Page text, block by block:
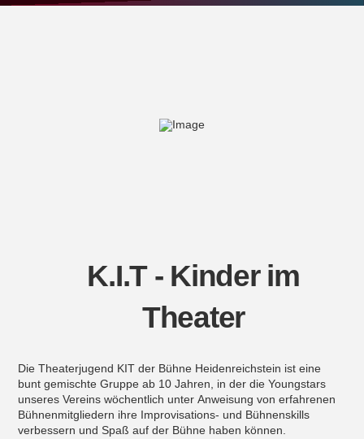
K.I.T - Kinder im
Theater
Die Theaterjugend KIT der Bühne Heidenreichstein ist eine
bunt gemischte Gruppe ab 10 Jahren, in der die Youngstars
unseres Vereins wöchentlich unter Anweisung von erfahrenen
Bühnenmitgliedern ihre Improvisations- und Bühnenskills
verbessern und Spaß auf der Bühne haben können.